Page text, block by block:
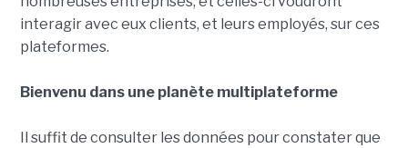
interagir avec eux clients, et leurs employés, sur ces
plateformes.
Bienvenu dans une planète multiplateforme
Il suffit de consulter les données pour constater que